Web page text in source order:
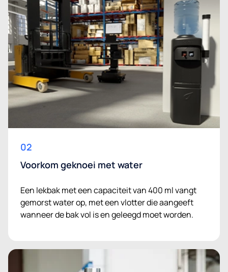
02
Voorkom geknoei met water
Een lekbak met een capaciteit van 400 ml vangt
gemorst water op, met een vlotter die aangeeft
wanneer de bak vol is en geleegd moet worden.